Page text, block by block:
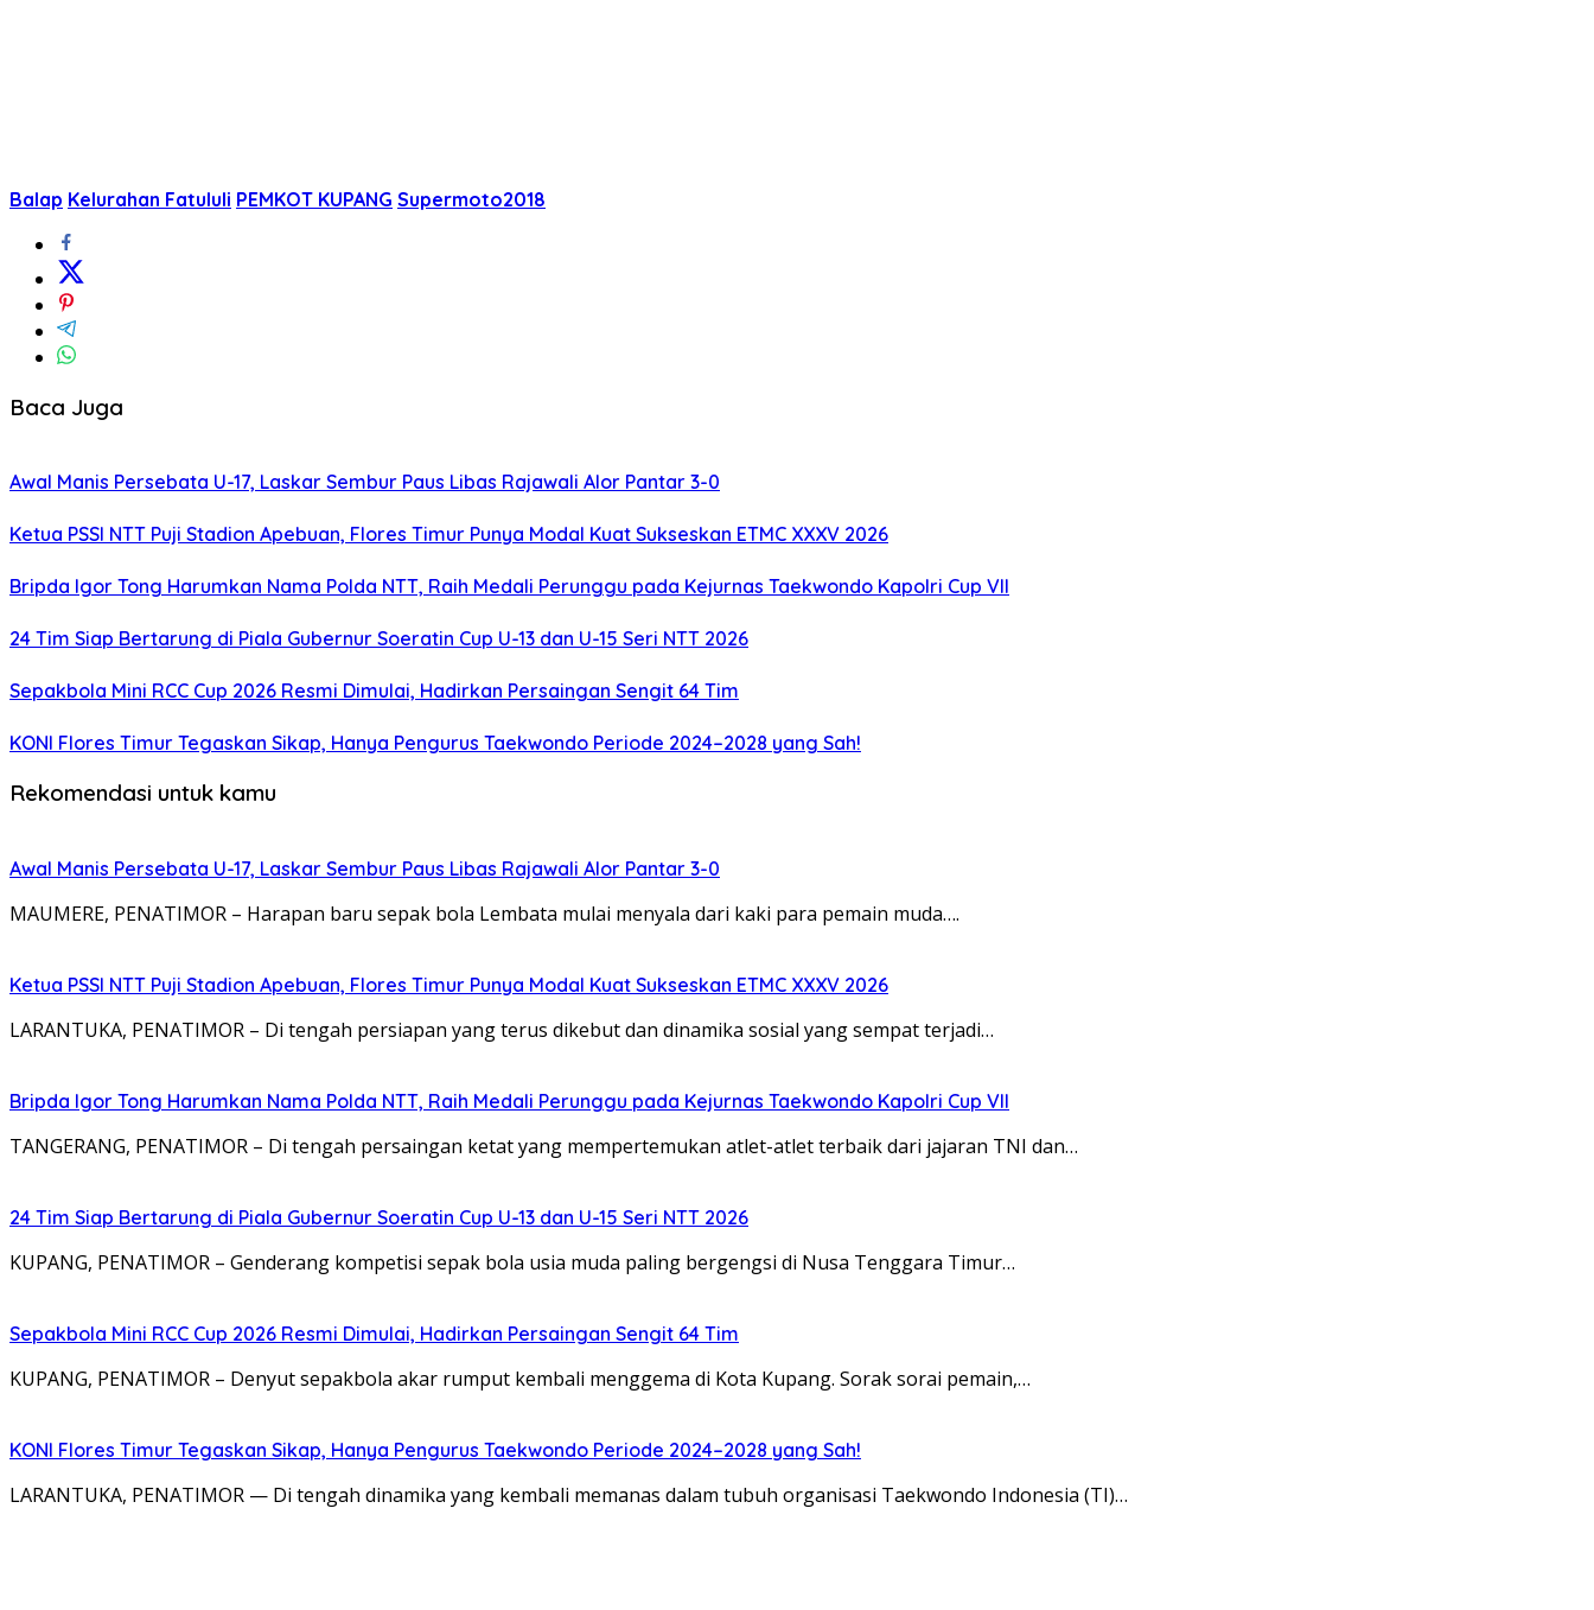
Balap Kelurahan Fatululi PEMKOT KUPANG Supermoto2018
Baca Juga
Awal Manis Persebata U-17, Laskar Sembur Paus Libas Rajawali Alor Pantar 3-0
Ketua PSSI NTT Puji Stadion Apebuan, Flores Timur Punya Modal Kuat Sukseskan ETMC XXXV 2026
Bripda Igor Tong Harumkan Nama Polda NTT, Raih Medali Perunggu pada Kejurnas Taekwondo Kapolri Cup VII
24 Tim Siap Bertarung di Piala Gubernur Soeratin Cup U-13 dan U-15 Seri NTT 2026
Sepakbola Mini RCC Cup 2026 Resmi Dimulai, Hadirkan Persaingan Sengit 64 Tim
KONI Flores Timur Tegaskan Sikap, Hanya Pengurus Taekwondo Periode 2024–2028 yang Sah!
Rekomendasi untuk kamu
Awal Manis Persebata U-17, Laskar Sembur Paus Libas Rajawali Alor Pantar 3-0
MAUMERE, PENATIMOR – Harapan baru sepak bola Lembata mulai menyala dari kaki para pemain muda….
Ketua PSSI NTT Puji Stadion Apebuan, Flores Timur Punya Modal Kuat Sukseskan ETMC XXXV 2026
LARANTUKA, PENATIMOR – Di tengah persiapan yang terus dikebut dan dinamika sosial yang sempat terjadi…
Bripda Igor Tong Harumkan Nama Polda NTT, Raih Medali Perunggu pada Kejurnas Taekwondo Kapolri Cup VII
TANGERANG, PENATIMOR – Di tengah persaingan ketat yang mempertemukan atlet-atlet terbaik dari jajaran TNI dan…
24 Tim Siap Bertarung di Piala Gubernur Soeratin Cup U-13 dan U-15 Seri NTT 2026
KUPANG, PENATIMOR – Genderang kompetisi sepak bola usia muda paling bergengsi di Nusa Tenggara Timur…
Sepakbola Mini RCC Cup 2026 Resmi Dimulai, Hadirkan Persaingan Sengit 64 Tim
KUPANG, PENATIMOR – Denyut sepakbola akar rumput kembali menggema di Kota Kupang. Sorak sorai pemain,…
KONI Flores Timur Tegaskan Sikap, Hanya Pengurus Taekwondo Periode 2024–2028 yang Sah!
LARANTUKA, PENATIMOR — Di tengah dinamika yang kembali memanas dalam tubuh organisasi Taekwondo Indonesia (TI)…